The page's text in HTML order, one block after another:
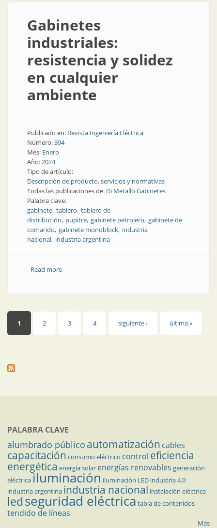
Gabinetes
industriales:
resistencia y solidez
en cualquier
ambiente
Publicado en: Revista Ingeniería Eléctrica
Número:394
Mes: Enero
Año:2024
Tipo de artículo:
Descripción de producto, servicios y normativas
Todas las publicaciones de: Di Metallo Gabinetes
Palabra clave:
gabinete tablero tablero de
distribución pupitre gabinete petrolero gabinete de
comando gabinete monoblock industria
nacional industria argentina
Read moreabout Gabinetes industriales: resistencia y solidez en
Páginas
1 2 3 4 siguiente › última »
PALABRA CLAVE
alumbrado público automatización cables
capacitación consumo eléctrico control eficiencia
energética energía solar energías renovables generación
eléctricailuminación iluminación LED industria 4.0
industria argentina industria nacional instalación eléctrica
ledseguridad eléctrica tabla de contenidos
tendido de líneas
Más